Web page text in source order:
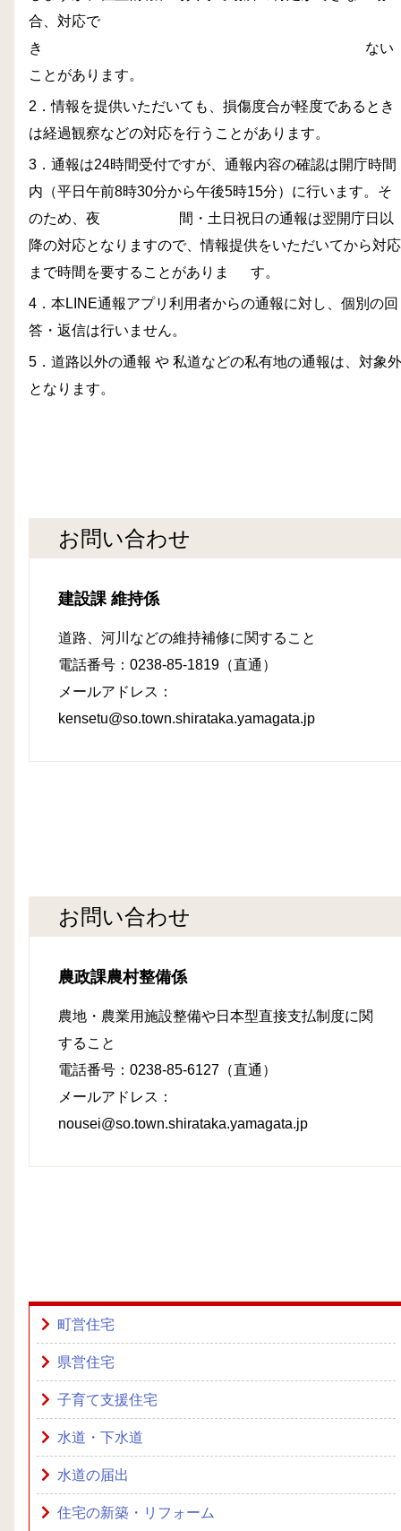
合、対応で
き
ない
ことがあります。
2．情報を提供いただいても、損傷度合が軽度であるとき
は経過観察などの対応を行うことがあります。
3．通報は24時間受付ですが、通報内容の確認は開庁時間
内（平日午前8時30分から午後5時15分）に行います。そ
のため、夜
間・土日祝日の通報は翌開庁日以
降の対応となりますので、情報提供をいただいてから対応
まで時間を要することがありま
す。
4．本LINE通報アプリ利用者からの通報に対し、個別の回
答・返信は行いません。
5．道路以外の通報 や 私道などの私有地の通報は、対象外
となります。
お問い合わせ
建設課 維持係
道路、河川などの維持補修に関すること
電話番号：0238-85-1819（直通）
メールアドレス：
kensetu@so.town.shirataka.yamagata.jp
お問い合わせ
農政課農村整備係
農地・農業用施設整備や日本型直接支払制度に関
すること
電話番号：0238-85-6127（直通）
メールアドレス：
nousei@so.town.shirataka.yamagata.jp
町営住宅
県営住宅
子育て支援住宅
水道・下水道
水道の届出
住宅の新築・リフォーム